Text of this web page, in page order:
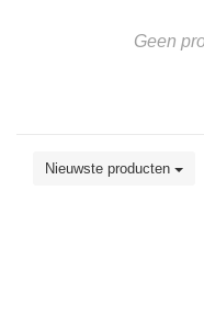
Geen
Nieuwste producten